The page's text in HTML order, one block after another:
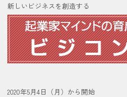
新しいビジネスを創造する
2020年5月4日（月）から開始